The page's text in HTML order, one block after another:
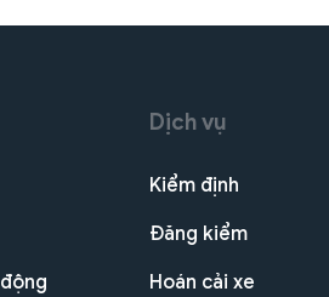
Dịch vụ
Kiểm định
Đăng kiểm
Hoán cải xe